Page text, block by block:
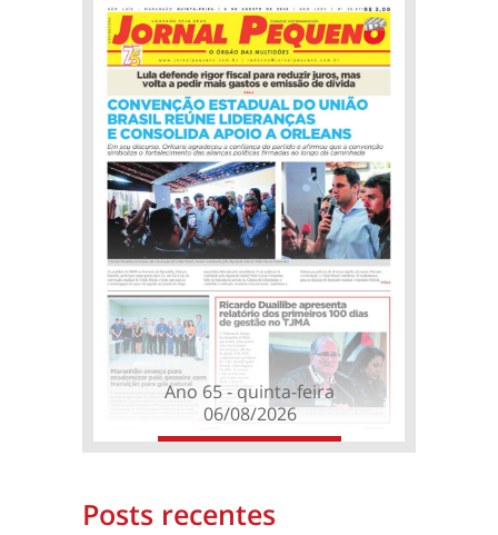
Ano 65 - quinta-feira
06/08/2026
Posts recentes